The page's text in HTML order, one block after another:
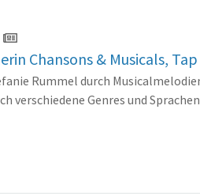
Chansons & Musicals,
Rummel durch
Genres und